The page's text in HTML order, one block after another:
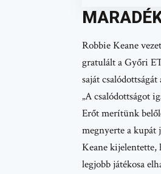
Robbie Keane
gratulált a Győri
saját csalódottságát
„A csalódottságot
Erőt merítünk
megnyerte a kupát
Keane kijelentette,
legjobb játékosa